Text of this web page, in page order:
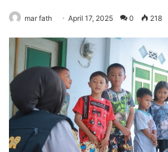
mar fath April 17, 2025 0 218